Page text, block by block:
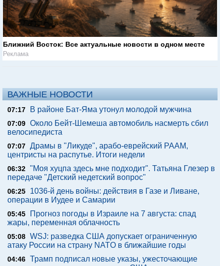
Ближний Восток: Все актуальные новости в одном месте
Реклама
ВАЖНЫЕ НОВОСТИ
07:17 В районе Бат-Яма утонул молодой мужчина
07:09 Около Бейт-Шемеша автомобиль насмерть сбил
велосипедиста
07:07 Драмы в "Ликуде", арабо-еврейский РААМ,
центристы на распутье. Итоги недели
06:32 "Моя хуцпа здесь мне подходит". Татьяна Глезер в
передаче "Детский недетский вопрос"
06:25
1036-й день войны: действия в Газе и Ливане,
операции в Иудее и Самарии
05:45
Прогноз погоды в Израиле на 7 августа: спад
жары, переменная облачность
05:08 WSJ: разведка США допускает ограниченную
атаку России на страну NATO в ближайшие годы
04:46 Трамп подписал новые указы, ужесточающие